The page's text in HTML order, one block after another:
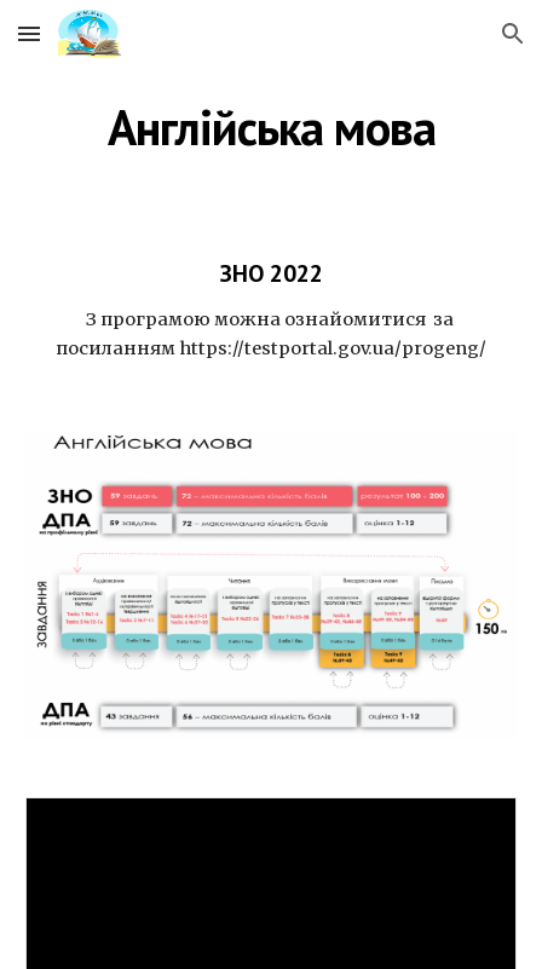
Skip to main content Skip to navigation
Англійська мова
ЗНО 2022
З програмою можна ознайомитися  за
посиланням https://testportal.gov.ua/progeng/